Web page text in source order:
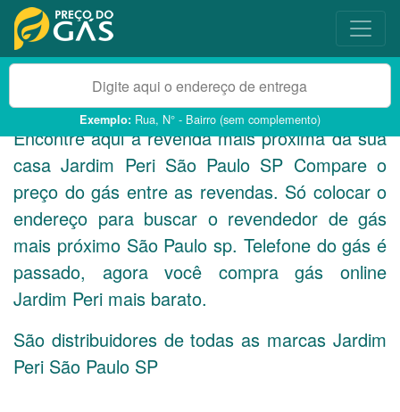
Exemplo: Rua, N° - Bairro (sem complemento)
Encontre aqui a revenda mais próxima da sua
casa Jardim Peri São Paulo SP Compare o
preço do gás entre as revendas. Só colocar o
endereço para buscar o revendedor de gás
mais próximo São Paulo sp. Telefone do gás é
passado, agora você compra gás online
Jardim Peri mais barato.
São distribuidores de todas as marcas Jardim
Peri São Paulo SP